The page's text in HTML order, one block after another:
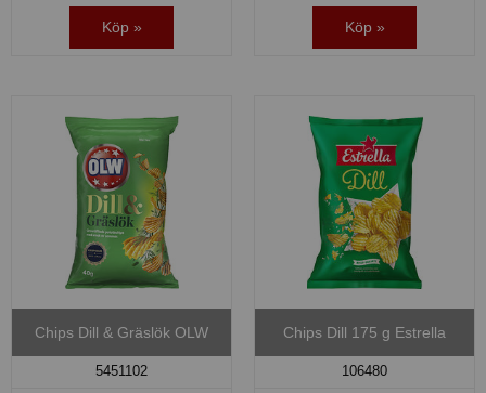
Köp » Köp »
Chips Dill & Gräslök OLW
5451102
Chips Dill 175 g Estrella
106480